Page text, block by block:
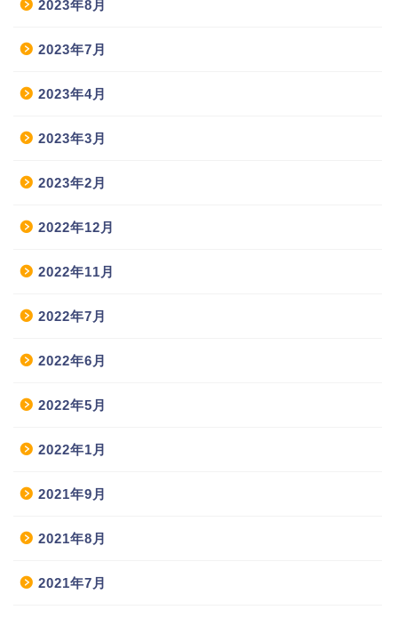
2023年8月
2023年7月
2023年4月
2023年3月
2023年2月
2022年12月
2022年11月
2022年7月
2022年6月
2022年5月
2022年1月
2021年9月
2021年8月
2021年7月